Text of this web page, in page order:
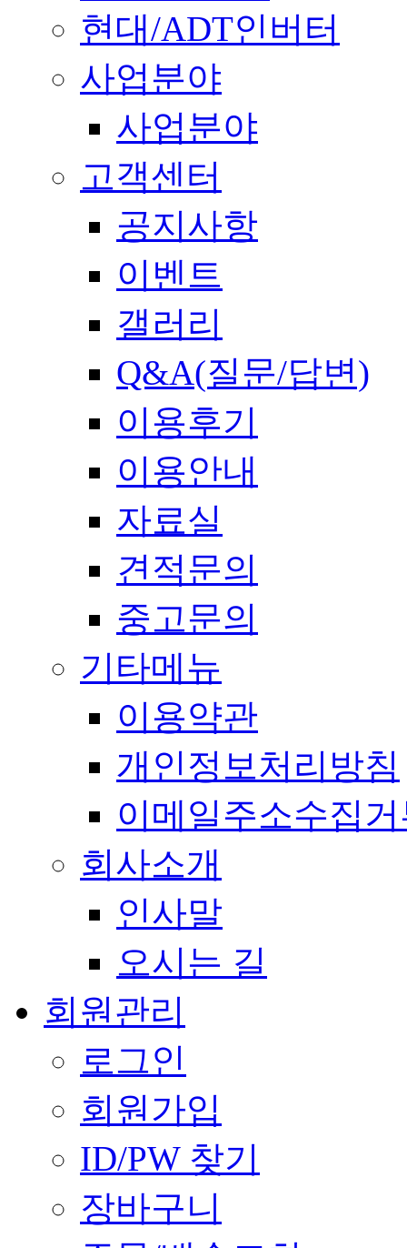
현대/ADT인버터
사업분야
사업분야
고객센터
공지사항
이벤트
갤러리
Q&A(질문/답변)
이용후기
이용안내
자료실
견적문의
중고문의
기타메뉴
이용약관
개인정보처리방침
이메일주소수집
회사소개
인사말
오시는 길
회원관리
로그인
회원가입
ID/PW 찾기
장바구니